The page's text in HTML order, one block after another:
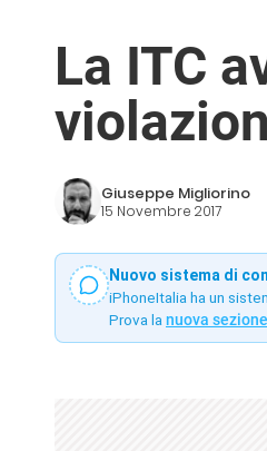
La ITC
Giuseppe Migliorino
15 Novembre 2017
Nuovo sistema di
iPhoneItalia ha un
Prova la nuova